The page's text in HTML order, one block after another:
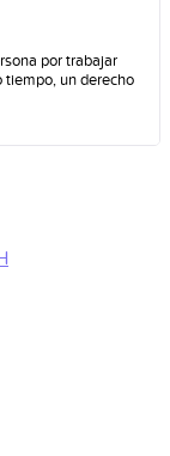
por trabajar
tiempo, un derecho